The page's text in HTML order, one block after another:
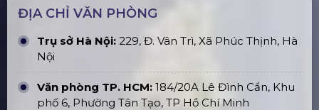
ĐỊA CHỈ VĂN PHÒNG
Trụ sở Hà Nội: 229, Đ. Vân Trì, Xã Phúc Thịnh, Hà
Nội
Văn phòng TP. HCM: 184/20A Lê Đình Cẩn, Khu
phố 6, Phường Tân Tạo, TP Hồ Chí Minh